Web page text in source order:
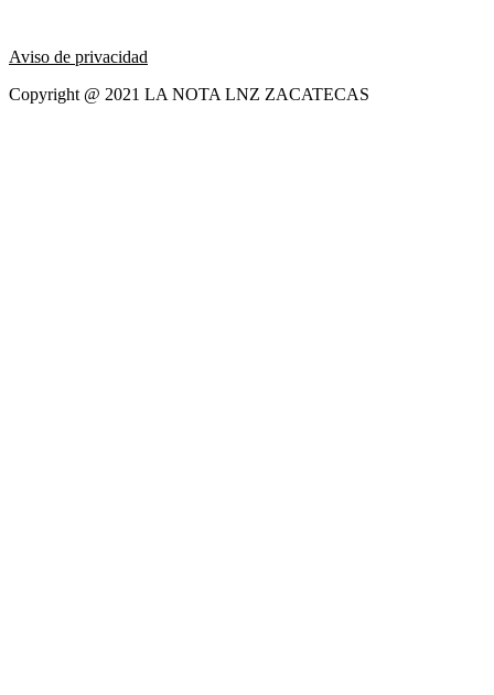
Aviso de privacidad
Copyright @ 2021 LA NOTA LNZ ZACATECAS